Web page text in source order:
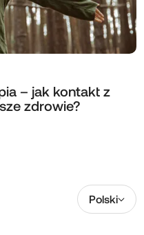
– jak kontakt z
zdrowie?
Polski